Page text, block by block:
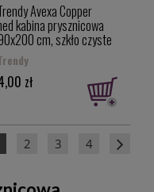
Avexa Copper
kabina prysznicowa
cm, szkło czyste
prawa, profil
(copper brushed), Active
EXK-3601
zł
2 3 4